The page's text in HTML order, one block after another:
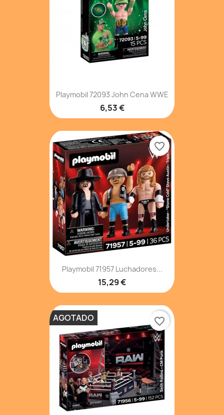
Playmobil 72093 John Cena WWE
6,53 €
Playmobil 71957 Luchadores...
15,29 €
favorite_border
AGOTADO favorite_border